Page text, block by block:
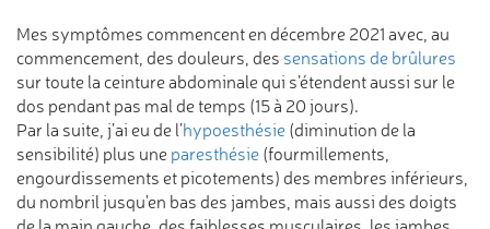
Mes symptômes commencent en décembre 2021 avec, au
commencement, des douleurs, des sensations de brûlures
sur toute la ceinture abdominale qui s’étendent aussi sur le
dos pendant pas mal de temps (15 à 20 jours).
Par la suite, j’ai eu de l’hypoesthésie (diminution de la
sensibilité) plus une paresthésie (fourmillements,
engourdissements et picotements) des membres inférieurs,
du nombril jusqu'en bas des jambes, mais aussi des doigts